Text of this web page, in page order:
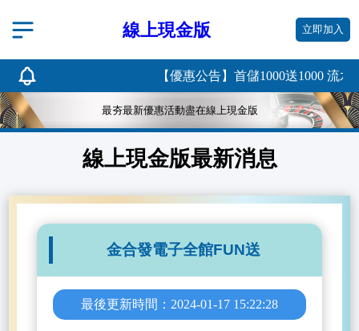
線上現金版 立即加入
【優惠公告】首儲1000送1000 流水
最夯最新優惠活動盡在線上現金版
線上現金版最新消息
金合發電子全館FUN送
最後更新時間：2024-01-17 15:22:28